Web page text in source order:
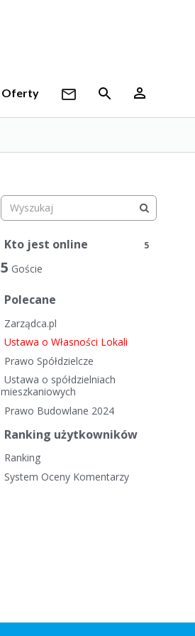
Oferty
Kto jest online 5
5 Goście
Polecane
Zarządca.pl
Ustawa o Własności Lokali
Prawo Spółdzielcze
Ustawa o spółdzielniach
mieszkaniowych
Prawo Budowlane 2024
Ranking użytkowników
Ranking
System Oceny Komentarzy